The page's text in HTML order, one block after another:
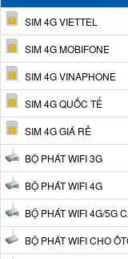
SIM 4G VIETTEL
SIM 4G MOBIFONE
SIM 4G VINAPHONE
SIM 4G QUỐC TẾ
SIM 4G GIÁ RẺ
BỘ PHÁT WIFI 3G
BỘ PHÁT WIFI 4G
BỘ PHÁT WIFI 4G/5G
BỘ PHÁT WIFI CHO